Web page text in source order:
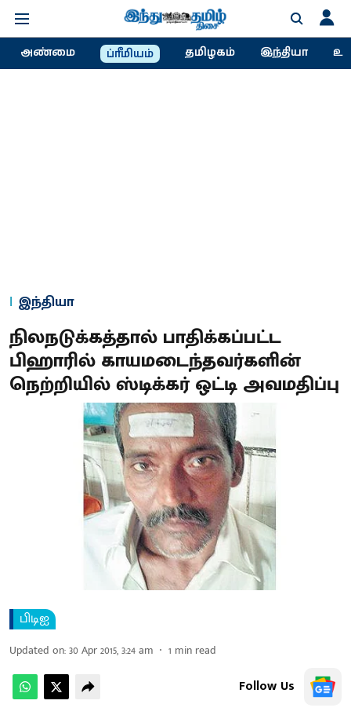
அண்மை ப்ரீமியம் தமிழகம் இந்தியா
இந்தியா
நிலநடுக்கத்தால் பாதிக்கப்பட்ட
பிஹாரில் காயமடைந்தவர்களின்
நெற்றியில் ஸ்டிக்கர் ஒட்டி அவமதிப்பு
பிடிஐ
Updated on:30 Apr 2015, 3:24 am 1 min read
Follow Us